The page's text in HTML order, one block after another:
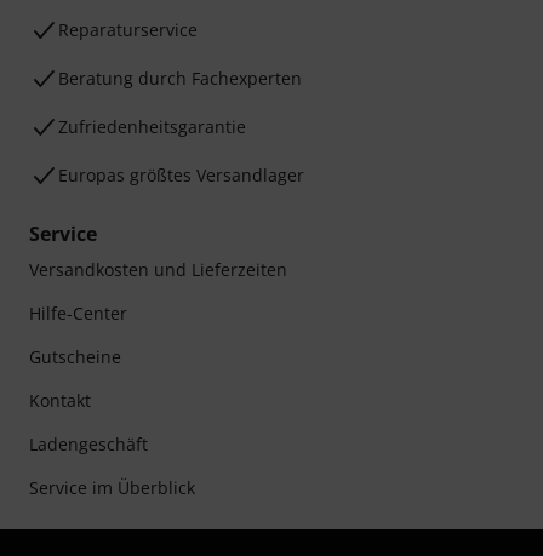
Reparaturservice
Beratung durch Fachexperten
Zufriedenheitsgarantie
Europas größtes Versandlager
Service
Versandkosten und Lieferzeiten
Hilfe-Center
Gutscheine
Kontakt
Ladengeschäft
Service im Überblick